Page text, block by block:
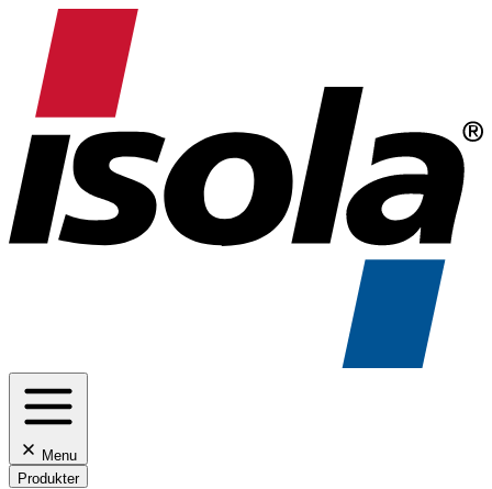
Menu
Produkter